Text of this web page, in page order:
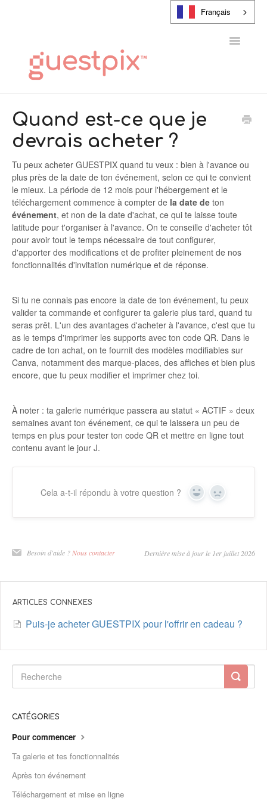
Français
Toggle
CONTACT
Quand est-ce que je
devrais acheter ?
Tu peux acheter GUESTPIX quand tu veux : bien à l'avance ou
plus près de la date de ton événement, selon ce qui te convient
le mieux. La période de 12 mois pour l'hébergement et le
téléchargement commence à compter de la date de ton
événement, et non de la date d'achat, ce qui te laisse toute
latitude pour t'organiser à l'avance. On te conseille d'acheter tôt
pour avoir tout le temps nécessaire de tout configurer,
d'apporter des modifications et de profiter pleinement de nos
fonctionnalités d'invitation numérique et de réponse.
Si tu ne connais pas encore la date de ton événement, tu peux
valider ta commande et configurer ta galerie plus tard, quand tu
seras prêt. L'un des avantages d'acheter à l'avance, c'est que tu
as le temps d'imprimer les supports avec ton code QR. Dans le
cadre de ton achat, on te fournit des modèles modifiables sur
Canva, notamment des marque-places, des affiches et bien plus
encore, que tu peux modifier et imprimer chez toi.
À noter : ta galerie numérique passera au statut « ACTIF » deux
semaines avant ton événement, ce qui te laissera un peu de
temps en plus pour tester ton code QR et mettre en ligne tout
contenu avant le jour J.
Cela a-t-il répondu à votre question ? Oui Non
Besoin d'aide ?Nous contacter Dernière mise à jour le 1er juillet 2026
ARTICLES CONNEXES
Puis-je acheter GUESTPIX pour l'offrir en cadeau ?
CATÉGORIES
Pour commencer
Ta galerie et tes fonctionnalités
Après ton événement
Téléchargement et mise en ligne